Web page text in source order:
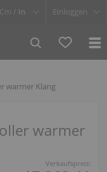
Cm / In Einloggen
warmer Klang
warmer
Verkaufspreis: